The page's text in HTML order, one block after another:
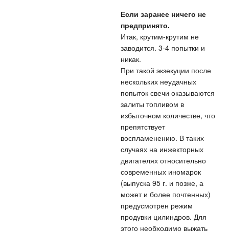
Если заранее ничего не
предпринято.
Итак, крутим-крутим не
заводится. 3-4 попытки и
никак.
При такой экзекуции после
нескольких неудачных
попыток свечи оказываются
залиты топливом в
избыточном количестве, что
препятствует
воспламенению. В таких
случаях на инжекторных
двигателях относительно
современных иномарок
(выпуска 95 г. и позже, а
может и более почтенных)
предусмотрен режим
продувки цилиндров. Для
этого необходимо выжать